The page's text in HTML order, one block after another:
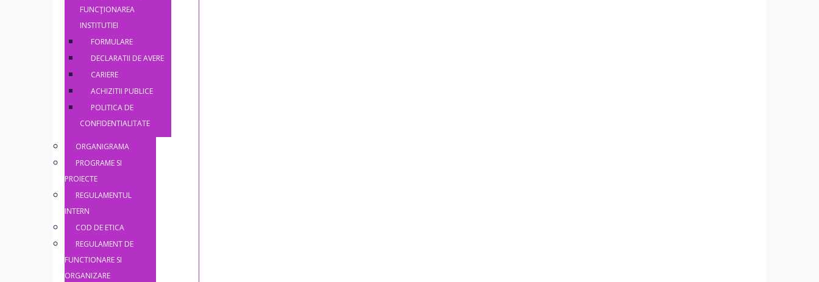
FUNCŢIONAREA
INSTITUTIEI
FORMULARE
DECLARATII DE AVERE
CARIERE
ACHIZITII PUBLICE
POLITICA DE
CONFIDENTIALITATE
ORGANIGRAMA
PROGRAME SI
PROIECTE
REGULAMENTUL
INTERN
COD DE ETICA
REGULAMENT DE
FUNCTIONARE SI
ORGANIZARE